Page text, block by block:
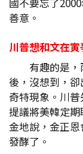
善意。
川普想和文在
有趣的是
後，沒想到，
奇特現象。川
提議將美韓定
金地說，金正
發酵了。